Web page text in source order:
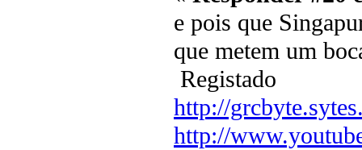
e pois que
que metem um
Registado
http://
http://